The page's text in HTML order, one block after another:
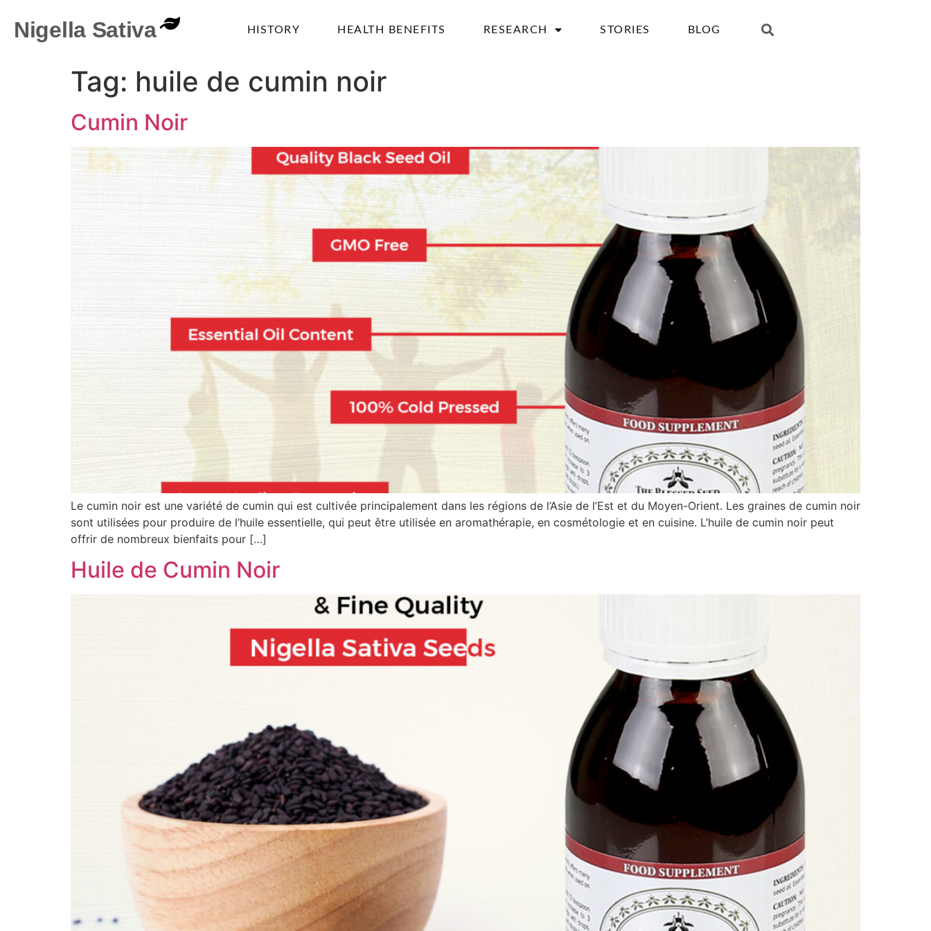
Nigella Sativa HISTORY HEALTH BENEFITS RESEARCH STORIES BLOG
Tag: huile de cumin noir
Cumin Noir
Le cumin noir est une variété de cumin qui est cultivée principalement dans les régions de l’Asie de l’Est et du Moyen-Orient. Les graines de cumin noir
sont utilisées pour produire de l’huile essentielle, qui peut être utilisée en aromathérapie, en cosmétologie et en cuisine. L’huile de cumin noir peut
offrir de nombreux bienfaits pour […]
Huile de Cumin Noir